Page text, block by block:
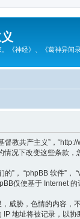
《神经》、《葛神异闻
督教共产主义”，
况下改变这些条款
”， “phpBB 软件”，
仅使基于 Internet
威胁，色情的内容，
地址将被记录，以